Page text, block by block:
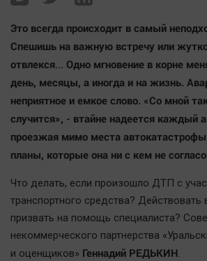
Поиск
Архив
Наша победа
Общество
Политика
Экономика
Культура
Мнения
Это всегда происходит в самый
Cпешишь на важную встречу или
отвлекся… Одно мгновение в корне
день, месяцы, а иногда и на жизнь.
неприятное и емкое слово. «Со мной
случится», - втайне надеется каждый
проезжая мимо места
планы, которые она ни с кем не
Что делать, если произошло ДТП с
транспортного средства? Действовать
призвать на помощь специалиста?
некоммерческого партнерства
и оценщиков» Геннадий РЕДЬКИН.